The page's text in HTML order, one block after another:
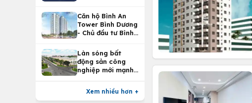
Căn hộ Bình An
Tower Bình Dương
- Chủ đầu tư Bình
Làn sóng bất
động sản công
nghiệp mới mạnh
Xem nhiều hơn +